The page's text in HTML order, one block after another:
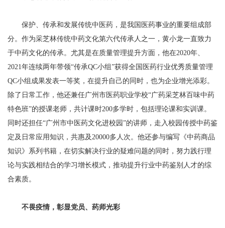
保护、传承和发展传统中医药，是我国医药事业的重要组成部
分。作为采芝林传统中药文化第六代传承人之一，黄小龙一直致力
于中药文化的传承。尤其是在质量管理提升方面，他在2020年、
2021年连续两年带领“传承QC小组”获得全国医药行业优秀质量管理
QC小组成果发表一等奖，在提升自己的同时，也为企业增光添彩。
除了日常工作，他还兼任广州市医药职业学校“广药采芝林百味中药
特色班”的授课老师，共计课时200多学时，包括理论课和实训课。
同时还担任“广州市中医药文化进校园”的讲师，走入校园传授中药鉴
定及日常应用知识，共惠及20000多人次。他还参与编写《中药商品
知识》系列书籍，在切实解决行业的疑难问题的同时，努力践行理
论与实践相结合的学习增长模式，推动提升行业中药鉴别人才的综
合素质。
不畏疫情，彰显党员、药师光彩